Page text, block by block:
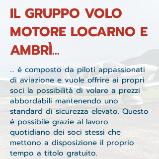
IL GRUPPO VOLO
MOTORE LOCARNO E
AMBRÌ...
... é composto da piloti appassionati
di aviazione e vuole offrire ai propri
soci la possibilità di volare a prezzi
abbordabili mantenendo uno
standard di sicurezza elevato. Questo
é possibile grazie al lavoro
quotidiano dei soci stessi che
mettono a disposizione il proprio
tempo a titolo gratuito.